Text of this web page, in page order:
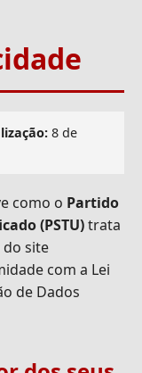
8 de
como o Partido
(PSTU)trata
do site
com a Lei
de Dados